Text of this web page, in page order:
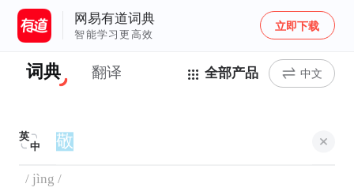
网易有道词典
智能学习更高效
立即下载
词典 翻译 全部产品 中文
英
中
/ jìng /